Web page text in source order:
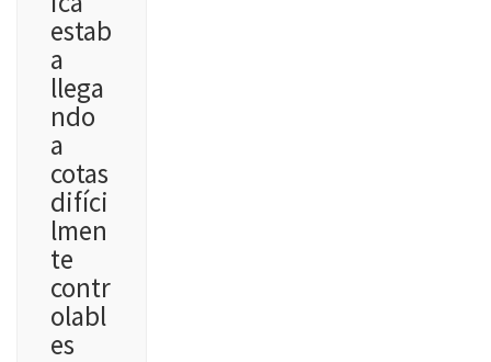
estab
a
llega
ndo
a
cotas
difíci
lmen
te
contr
olabl
es